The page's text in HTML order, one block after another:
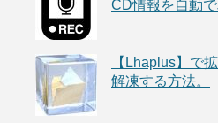
CD情報を自動で
【Lhaplus】で
解凍する方法。